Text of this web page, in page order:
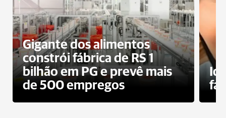
Gigante dos alimentos
constrói fábrica de RS 1
bilhão em PG e prevê mais
de 500 empregos